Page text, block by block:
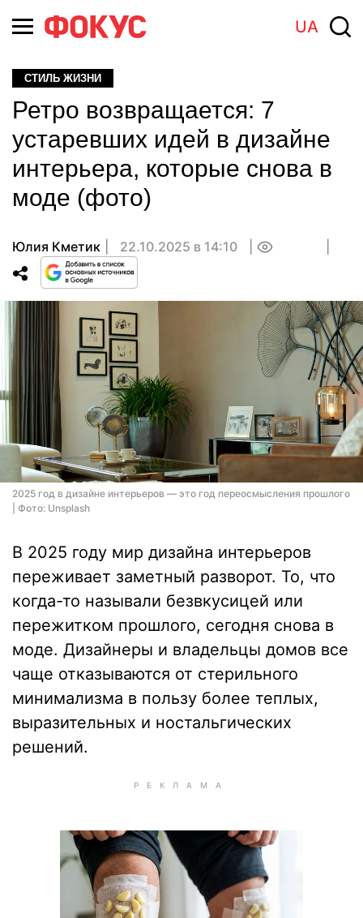
UA
СТИЛЬ ЖИЗНИ
Ретро возвращается: 7
устаревших идей в дизайне
интерьера, которые снова в
моде (фото)
Юлия Кметик 22.10.2025 в 14:10
2025 год в дизайне интерьеров — это год переосмысления прошлого
| Фото: Unsplash
В 2025 году мир дизайна интерьеров
переживает заметный разворот. То, что
когда-то называли безвкусицей или
пережитком прошлого, сегодня снова в
моде. Дизайнеры и владельцы домов все
чаще отказываются от стерильного
минимализма в пользу более теплых,
выразительных и ностальгических
решений.